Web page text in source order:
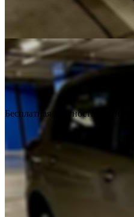
Бесплатная диагностика Ниссан